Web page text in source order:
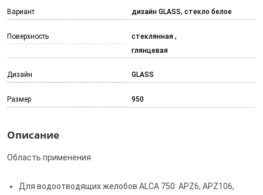
Вариант дизайн GLASS, стекло белое
Поверхность
стеклянная
глянцевая
Дизайн GLASS
Размер 950
Описание
Область применения
Для водоотводящих желобов ALCA 750: APZ6, APZ106,